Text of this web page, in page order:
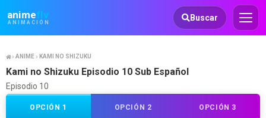
animeflv
ANIMACIÓN
Animeflv Buscar
ANIME KAMI NO SHIZUKU
Kami no Shizuku Episodio 10 Sub Español
Episodio 10
OPCIÓN 1 OPCIÓN 2 OPCIÓN 3